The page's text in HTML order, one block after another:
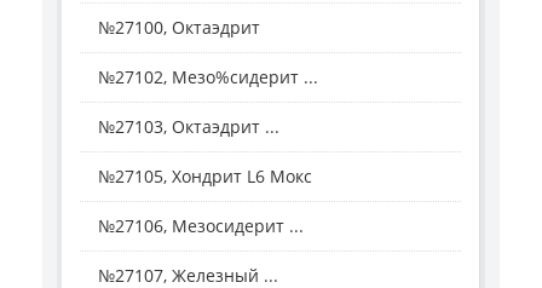
№27100, Октаэдрит
№27102, Мезо%сидерит ...
№27103, Октаэдрит ...
№27105, Хондрит L6 Мокс
№27106, Мезосидерит ...
№27107, Железный ...